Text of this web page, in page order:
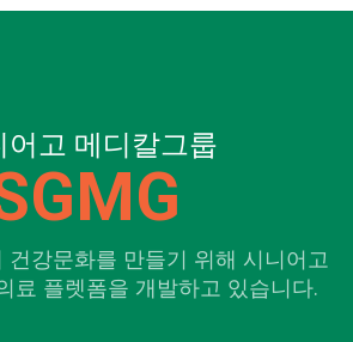
어고 메디칼그룹
건강문화를 만들기 위해 시니어고
료 플렛폼을 개발하고 있습니다.